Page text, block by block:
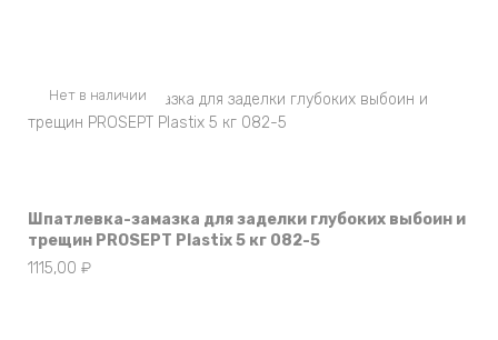
Нет в наличии
Шпатлевка-замазка для заделки глубоких выбоин и
трещин PROSEPT Plastix 5 кг 082-5
1115,00 ₽